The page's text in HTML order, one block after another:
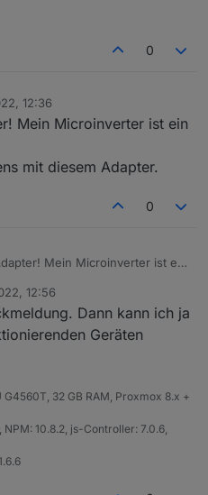
0
12:36
Mein Microinverter ist ein
mit diesem Adapter.
0
Mein Microinverter ist ein
mit diesem Adapter.
12:56
Dann kann ich ja
Geräten
32 GB RAM, Proxmox 8.x +
NPM: 10.8.2, js-Controller: 7.0.6,